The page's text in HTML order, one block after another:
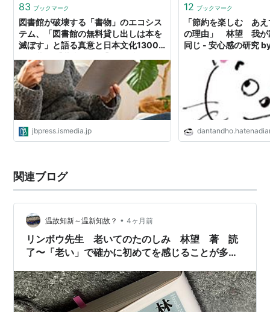
ISBN:4167570076
リンボウ先生遠めがね』
ISBN:4093873550『新味珍菜帖
』
ISBN:4334031072『思い通りの家を造る』
ISBN:4167570084『イギリスはおいしい2』
ISBN:4408534153
『愛詩てる。
ISBN:4087812472『 私は女になりたい
』
ISBN:4005003982『 恋の歌、恋の物語』
ISBN:4569622275
「考える子ども」の育てか
ISBN:4093861005
ISBN:4087475026『りんぼう先生おとぎ噺』
ISBN:4334782043『リンボウ先生の書斎のある暮
らし
』
ISBN:4594039189『本当はとてもえっちな古典文
ISBN:4569628974『「芸術力」の磨き方』
ISBN:4334032222 『リンボウ先生のオペラ講談』
83 ブックマーク
図書館が破壊する「書物」のエコシス
テム、「図書館の無料貸し出しは本を
滅ぼす」と語る真意と日本文化1300
き換わらない紙の本、『書物を楽し
む あえて今、紙の本を読む理由』の
林望が語る本の価値 | JBpress (ジェイ
ビープレス)
jbpress.ismedia.jp
12 ブックマーク
「節約を楽しむ あ
の理由」 林望 我が
同じ - 安心感の研究
関連ブログ
温故知新～温新知故？ • 4ヶ月前
リンボウ先生 老いてのたのしみ 林望 著 読
了〜「老い」で確かに初めてを感じることが多